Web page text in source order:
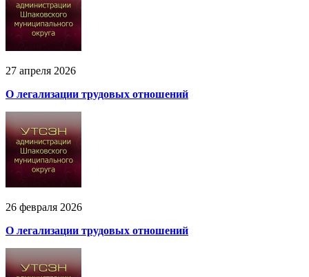
27 апреля 2026
О легализации трудовых отношений
26 февраля 2026
О легализации трудовых отношений